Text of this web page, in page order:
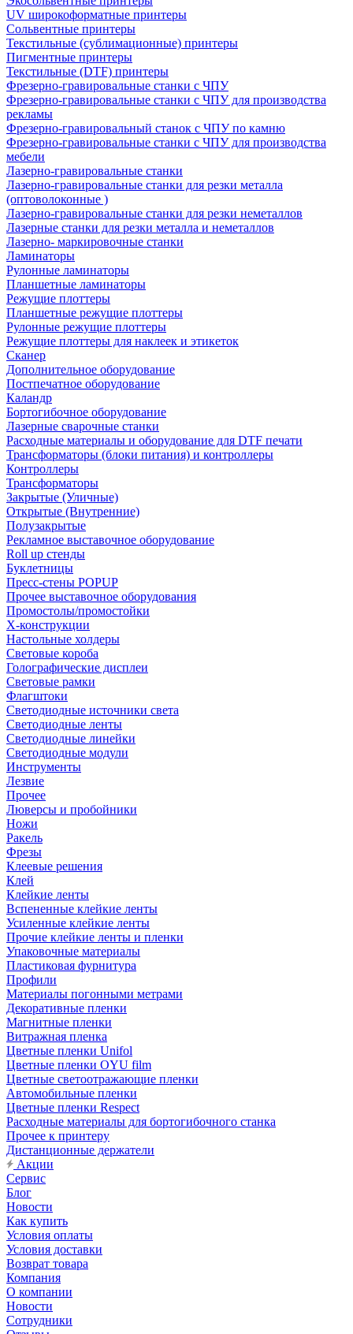
UV широкоформатные принтеры
Сольвентные принтеры
Текстильные (сублимационные) принтеры
Пигментные принтеры
Текстильные (DTF) принтеры
Фрезерно-гравировальные станки с ЧПУ
Фрезерно-гравировальные станки с ЧПУ для производства
рекламы
Фрезерно-гравировальный станок с ЧПУ по камню
Фрезерно-гравировальные станки с ЧПУ для производства
мебели
Лазерно-гравировальные станки
Лазерно-гравировальные станки для резки металла
(оптоволоконные )
Лазерно-гравировальные станки для резки неметаллов
Лазерные станки для резки металла и неметаллов
Лазерно- маркировочные станки
Ламинаторы
Рулонные ламинаторы
Планшетные ламинаторы
Режущие плоттеры
Планшетные режущие плоттеры
Рулонные режущие плоттеры
Режущие плоттеры для наклеек и этикеток
Сканер
Дополнительное оборудование
Постпечатное оборудование
Каландр
Бортогибочное оборудование
Лазерные сварочные станки
Расходные материалы и оборудование для DTF печати
Трансформаторы (блоки питания) и контроллеры
Контроллеры
Трансформаторы
Закрытые (Уличные)
Открытые (Внутренние)
Полузакрытые
Рекламное выставочное оборудование
Roll up стенды
Буклетницы
Пресс-стены POPUP
Прочее выставочное оборудования
Промостолы/промостойки
Х-конструкции
Настольные холдеры
Световые короба
Голографические дисплеи
Световые рамки
Флагштоки
Светодиодные источники света
Светодиодные ленты
Светодиодные линейки
Светодиодные модули
Инструменты
Лезвие
Прочее
Люверсы и пробойники
Ножи
Ракель
Фрезы
Клеевые решения
Клей
Клейкие ленты
Вспененные клейкие ленты
Усиленные клейкие ленты
Прочие клейкие ленты и пленки
Упаковочные материалы
Пластиковая фурнитура
Профили
Материалы погонными метрами
Декоративные пленки
Магнитные пленки
Витражная пленка
Цветные пленки Unifol
Цветные пленки OYU film
Цветные светоотражающие пленки
Автомобильные пленки
Цветные пленки Respect
Расходные материалы для бортогибочного станка
Прочее к принтеру
Дистанционные держатели
Акции
Сервис
Блог
Новости
Как купить
Условия оплаты
Условия доставки
Возврат товара
Компания
О компании
Новости
Сотрудники